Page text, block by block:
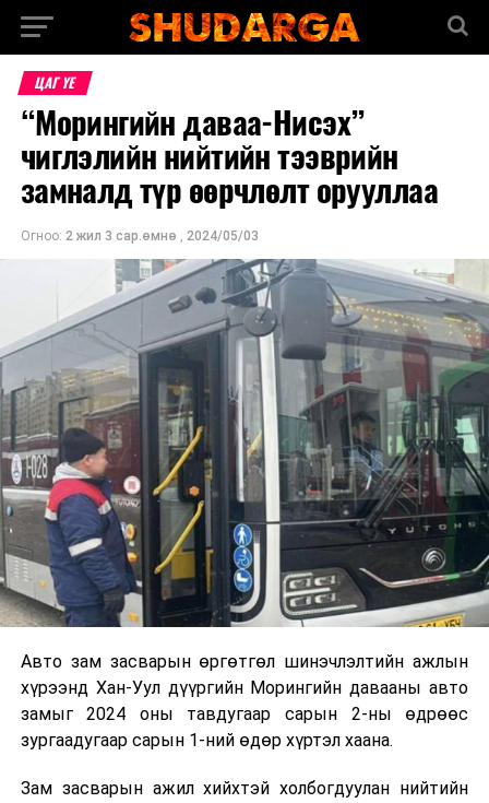
ЦАГ ҮЕ
“Морингийн даваа-Нисэх”
чиглэлийн нийтийн тээврийн
замналд түр өөрчлөлт орууллаа
Огноо: 2 жил 3 сар.өмнө , 2024/05/03
Авто зам засварын өргөтгөл шинэчлэлтийн ажлын
хүрээнд Хан-Уул дүүргийн Морингийн давааны авто
замыг 2024 оны тавдугаар сарын 2-ны өдрөөс
зургаадугаар сарын 1-ний өдөр хүртэл хаана.
Зам засварын ажил хийхтэй холбогдуулан нийтийн